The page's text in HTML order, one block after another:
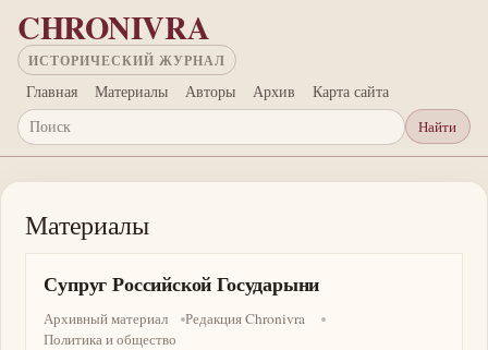
Перейти к основному содержанию
CHRONIVRA
ИСТОРИЧЕСКИЙ ЖУРНАЛ
Главная Материалы Авторы Архив Карта сайта
Поиск
Найти
Материалы
Супруг Российской Государыни
Архивный материал
Редакция Chronivra
Политика и общество